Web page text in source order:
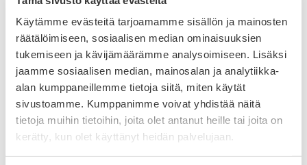
Käytämme evästeitä tarjoamamme sisällön ja mainosten
räätälöimiseen, sosiaalisen median ominaisuuksien
tukemiseen ja kävijämäärämme analysoimiseen. Lisäksi
jaamme sosiaalisen median, mainosalan ja analytiikka-
alan kumppaneillemme tietoja siitä, miten käytät
sivustoamme. Kumppanimme voivat yhdistää näitä
tietoja muihin tietoihin, joita olet antanut heille tai joita on
kerätty, kun olet käyttänyt heidän palvelujaan.
marraskuu 2020
lokakuu 2020
syyskuu 2020
heinäkuu 2020
kesäkuu 2020
toukokuu 2020
huhtikuu 2020
maaliskuu 2020